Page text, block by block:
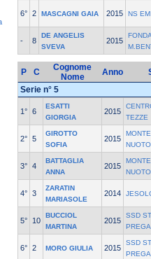
6° 2 MASCAGNI GAIA 2015 NS
- 8
DE ANGELIS
SVEVA
2015
P C
Cognome
Nome
Anno
Serie n° 5
1° 6
ESATTI
GIORGIA
2015
TEZZE
2° 5
GIROTTO
SOFIA
2015
3° 4
BATTAGLIA
ANNA
2015
4° 3
ZARATIN
MARIASOLE
2014
5° 10
BUCCIOL
MARTINA
2015
SSD
6° 2 MORO GIULIA 2015
SSD